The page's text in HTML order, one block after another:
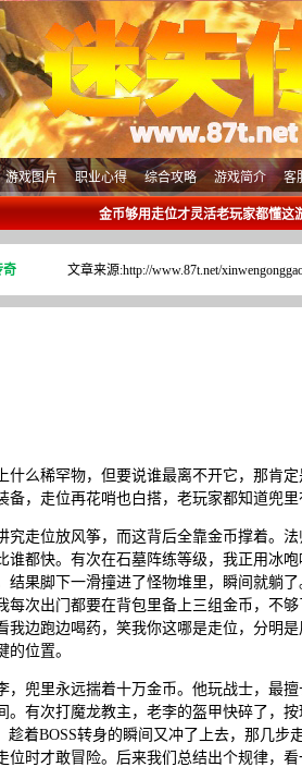
客
游戏简介
综合攻略
职业心得
游戏图片
金币够用走位才灵活老玩家都懂这
奇 文章来源:http://www.87t.net/
么稀罕物，但要说谁最离不开它，那肯定
备，走位再花哨也白搭，老玩家都知道兜
走位放风筝，而这背后全靠金币撑着。法
谁都快。有次在石墓阵练等级，我正用冰
结果脚下一滑撞进了怪物堆里，瞬间就躺
每次出门都要在背包里备上三组金币，不
我边跑边喝药，笑我你这哪是走位，分明
的位置。
里永远揣着十万金币。他玩战士，最擅
。有次打魔龙教主，老李的盔甲快碎了，
趁着BOSS转身的瞬间又冲了上去，那几
位时才敢冒险。后来我们总结出个规律，